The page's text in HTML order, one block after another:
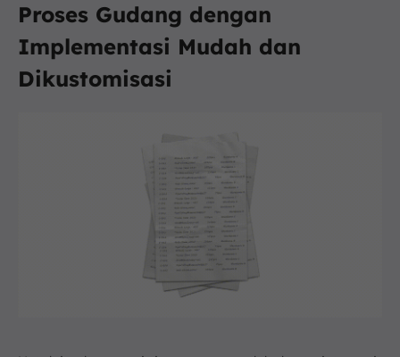
Proses Gudang dengan
Implementasi Mudah dan
Dikustomisasi